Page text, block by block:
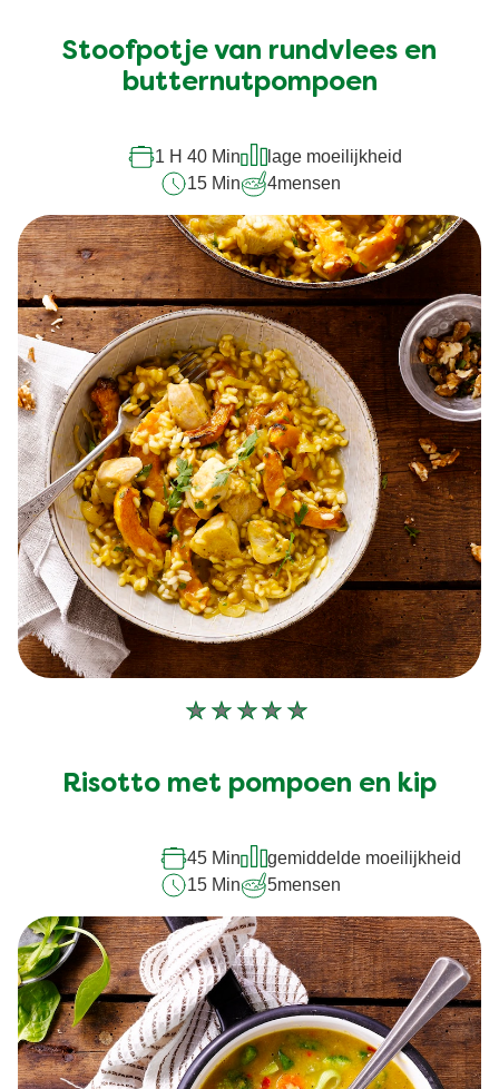
ingediend
voor
Stoofpotje van rundvlees en
butternutpompoen
1 H 40 Min
lage moeilijkheid
15 Min
4mensen
Geen
ingediend
recipe
Risotto met pompoen en kip
45 Min
gemiddelde moeilijkheid
15 Min
5mensen